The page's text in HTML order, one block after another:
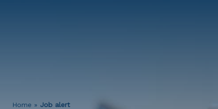
Home » Job alert